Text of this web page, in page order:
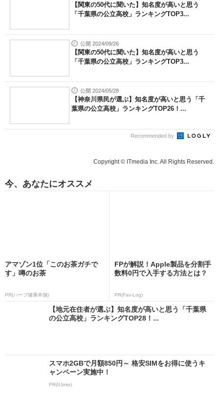
【関東の50代に聞いた】知名度が高いと思う
「千葉県の公立高校」ランキングTOP3...
公開 2024/09/26
【関東の50代に聞いた】知名度が高いと思う
「千葉県の公立高校」ランキングTOP3...
公開 2024/05/28
【神奈川県民が選ぶ】知名度が高いと思う「千
葉県の公立高校」ランキングTOP26！...
Recommended by
Copyright © ITmedia Inc. All Rights Reserved.
今、あなたにオススメ
アマゾン1位「このお茶ガチで
す」噂のお茶
PR(ハーブ健康本舗)
FPが解説！Apple製品を分割手
数料0円で入手する方法とは？
PR(Fav-Log)
【地元在住者が選ぶ】知名度が高いと思う「千葉県
の公立高校」ランキングTOP28！...
スマホ2GBで月額850円～ 格安SIMをお得に使うキ
ャンペーン実施中！
PR(IIJmio)